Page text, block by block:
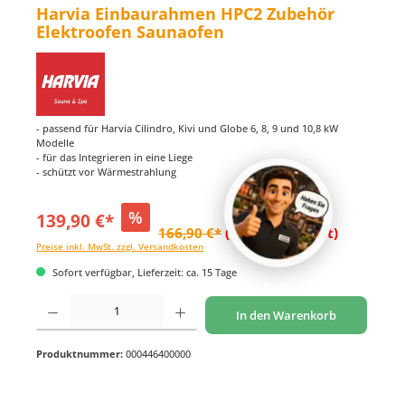
Harvia Einbaurahmen HPC2 Zubehör
Elektroofen Saunaofen
- passend für Harvia Cilindro, Kivi und Globe 6, 8, 9 und 10,8 kW
Modelle
- für das Integrieren in eine Liege
- schützt vor Wärmestrahlung
139,90 €* %
166,90 €* (16.18% gespart)
Preise inkl. MwSt. zzgl. Versandkosten
Sofort verfügbar, Lieferzeit: ca. 15 Tage
Produkt Anzahl: Gib den gewünschten Wert ein oder benutze die Schaltflächen um
In den Warenkorb
Produktnummer: 000446400000